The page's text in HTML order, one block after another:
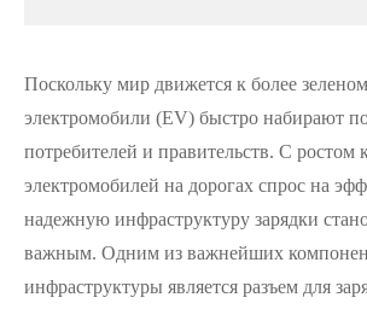
Поскольку мир движется к более
электромобили (EV) быстро набирают
потребителей и правительств. С ростом
электромобилей на дорогах спрос на
надежную инфраструктуру зарядки
важным. Одним из важнейших
инфраструктуры является разъем для